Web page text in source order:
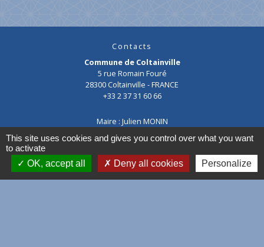
Contacts
Commune de Coltainville
5 rue Romain Fouré
28300 Coltainville - FRANCE
+33 2 37 31 60 66
Maire : Julien MONIN
Cliquez ici pour nous contacter
mairie@coltainville.fr
This site uses cookies and gives you control over what you want
to activate
OK, accept all
Deny all cookies Personalize